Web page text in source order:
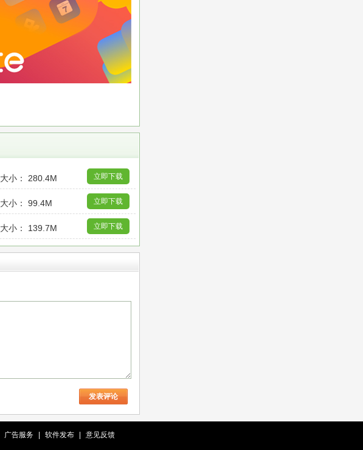
大小： 280.4M 立即下载
大小： 99.4M 立即下载
大小： 139.7M 立即下载
广告服务 软件发布 意见反馈